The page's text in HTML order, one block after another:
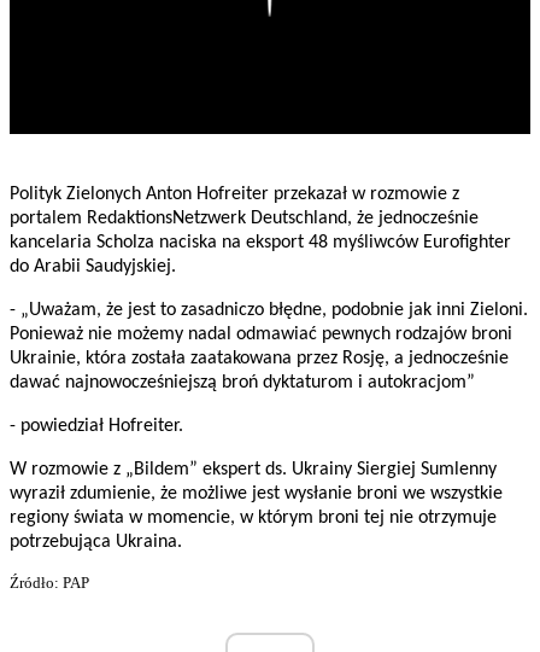
Polityk Zielonych Anton Hofreiter przekazał w rozmowie z
portalem RedaktionsNetzwerk Deutschland, że jednocześnie
kancelaria Scholza naciska na eksport 48 myśliwców Eurofighter
do Arabii Saudyjskiej.
- „Uważam, że jest to zasadniczo błędne, podobnie jak inni Zieloni.
Ponieważ nie możemy nadal odmawiać pewnych rodzajów broni
Ukrainie, która została zaatakowana przez Rosję, a jednocześnie
dawać najnowocześniejszą broń dyktaturom i autokracjom”
- powiedział Hofreiter.
W rozmowie z „Bildem” ekspert ds. Ukrainy Siergiej Sumlenny
wyraził zdumienie, że możliwe jest wysłanie broni we wszystkie
regiony świata w momencie, w którym broni tej nie otrzymuje
potrzebująca Ukraina.
Źródło: PAP